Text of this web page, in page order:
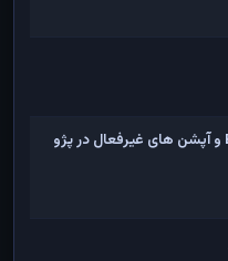
آشنایی با سیستم های هوشمند ، BSI و آپشن های غیرفعال در پژو